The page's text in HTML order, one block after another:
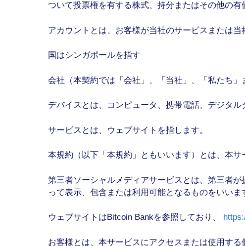
ついて投票権を有する株式、持分またはその他の有
アカウントとは、お客様が当社のサービスまたは
国はシンガポールを指す
会社（本契約では「会社」、「当社」、「私たち
デバイスとは、コンピュータ、携帯電話、デジタ
サービスとは、ウェブサイトを指します。
本規約（以下「本規約」ともいいます）とは、本
第三者ソーシャルメディアサービスとは、第三者
って表示、包含または利用可能となるものをいいま
ウェブサイトはBitcoin Bankを参照しており、
お客様とは、本サービスにアクセスまたは使用す